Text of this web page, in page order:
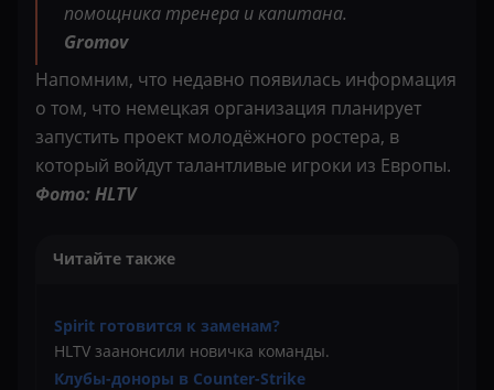
помощника тренера и капитана.
Gromov
Напомним, что недавно появилась информация
о том, что немецкая организация планирует
запустить проект молодёжного ростера, в
который войдут талантливые игроки из Европы.
Фото: HLTV
Читайте также
Spirit готовится к заменам?
HLTV заанонсили новичка команды.
Клубы-доноры в Counter-Strike